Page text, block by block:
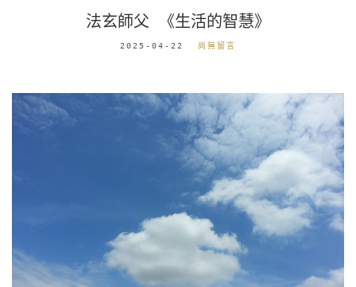
法玄師父 《生活的智慧》
2025-04-22 尚無留言